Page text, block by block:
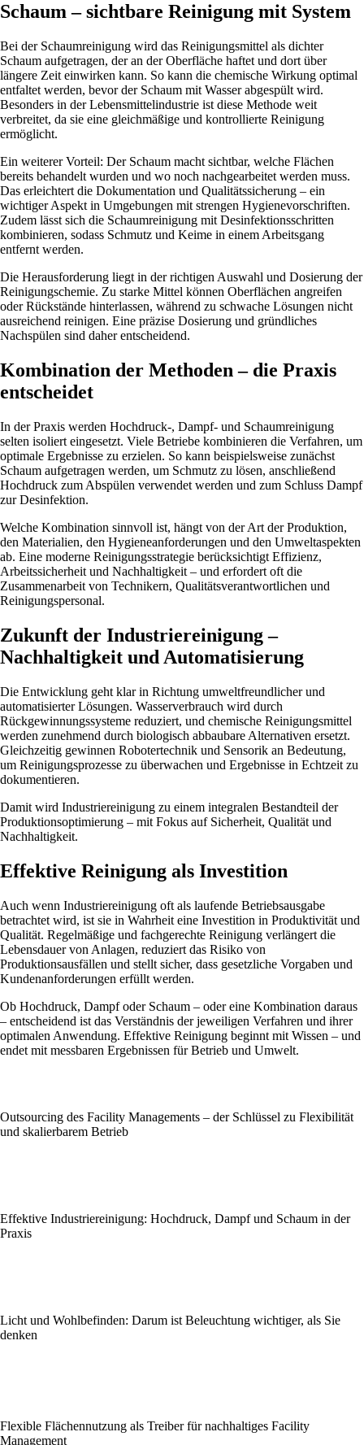
Schaum – sichtbare Reinigung mit System
Bei der Schaumreinigung wird das Reinigungsmittel als dichter
Schaum aufgetragen, der an der Oberfläche haftet und dort über
längere Zeit einwirken kann. So kann die chemische Wirkung optimal
entfaltet werden, bevor der Schaum mit Wasser abgespült wird.
Besonders in der Lebensmittelindustrie ist diese Methode weit
verbreitet, da sie eine gleichmäßige und kontrollierte Reinigung
ermöglicht.
Ein weiterer Vorteil: Der Schaum macht sichtbar, welche Flächen
bereits behandelt wurden und wo noch nachgearbeitet werden muss.
Das erleichtert die Dokumentation und Qualitätssicherung – ein
wichtiger Aspekt in Umgebungen mit strengen Hygienevorschriften.
Zudem lässt sich die Schaumreinigung mit Desinfektionsschritten
kombinieren, sodass Schmutz und Keime in einem Arbeitsgang
entfernt werden.
Die Herausforderung liegt in der richtigen Auswahl und Dosierung der
Reinigungschemie. Zu starke Mittel können Oberflächen angreifen
oder Rückstände hinterlassen, während zu schwache Lösungen nicht
ausreichend reinigen. Eine präzise Dosierung und gründliches
Nachspülen sind daher entscheidend.
Kombination der Methoden – die Praxis
entscheidet
In der Praxis werden Hochdruck-, Dampf- und Schaumreinigung
selten isoliert eingesetzt. Viele Betriebe kombinieren die Verfahren, um
optimale Ergebnisse zu erzielen. So kann beispielsweise zunächst
Schaum aufgetragen werden, um Schmutz zu lösen, anschließend
Hochdruck zum Abspülen verwendet werden und zum Schluss Dampf
zur Desinfektion.
Welche Kombination sinnvoll ist, hängt von der Art der Produktion,
den Materialien, den Hygieneanforderungen und den Umweltaspekten
ab. Eine moderne Reinigungsstrategie berücksichtigt Effizienz,
Arbeitssicherheit und Nachhaltigkeit – und erfordert oft die
Zusammenarbeit von Technikern, Qualitätsverantwortlichen und
Reinigungspersonal.
Zukunft der Industriereinigung –
Nachhaltigkeit und Automatisierung
Die Entwicklung geht klar in Richtung umweltfreundlicher und
automatisierter Lösungen. Wasserverbrauch wird durch
Rückgewinnungssysteme reduziert, und chemische Reinigungsmittel
werden zunehmend durch biologisch abbaubare Alternativen ersetzt.
Gleichzeitig gewinnen Robotertechnik und Sensorik an Bedeutung,
um Reinigungsprozesse zu überwachen und Ergebnisse in Echtzeit zu
dokumentieren.
Damit wird Industriereinigung zu einem integralen Bestandteil der
Produktionsoptimierung – mit Fokus auf Sicherheit, Qualität und
Nachhaltigkeit.
Effektive Reinigung als Investition
Auch wenn Industriereinigung oft als laufende Betriebsausgabe
betrachtet wird, ist sie in Wahrheit eine Investition in Produktivität und
Qualität. Regelmäßige und fachgerechte Reinigung verlängert die
Lebensdauer von Anlagen, reduziert das Risiko von
Produktionsausfällen und stellt sicher, dass gesetzliche Vorgaben und
Kundenanforderungen erfüllt werden.
Ob Hochdruck, Dampf oder Schaum – oder eine Kombination daraus
– entscheidend ist das Verständnis der jeweiligen Verfahren und ihrer
optimalen Anwendung. Effektive Reinigung beginnt mit Wissen – und
endet mit messbaren Ergebnissen für Betrieb und Umwelt.
Outsourcing des Facility Managements – der Schlüssel zu Flexibilität
und skalierbarem Betrieb
Effektive Industriereinigung: Hochdruck, Dampf und Schaum in der
Praxis
Licht und Wohlbefinden: Darum ist Beleuchtung wichtiger, als Sie
denken
Flexible Flächennutzung als Treiber für nachhaltiges Facility
Management